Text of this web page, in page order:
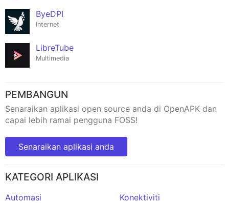
ByeDPI
Internet
LibreTube
Multimedia
PEMBANGUN
Senaraikan aplikasi open source anda di OpenAPK dan
capai lebih ramai pengguna FOSS!
Senaraikan aplikasi anda
KATEGORI APLIKASI
Automasi
Konektiviti